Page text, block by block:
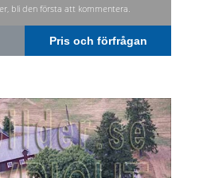
bli den första att kommentera.
Pris och förfrågan